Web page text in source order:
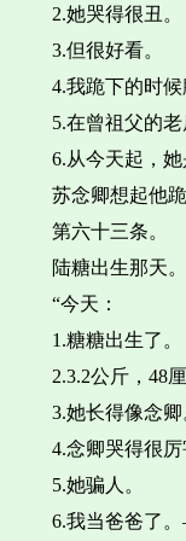
2.她哭得很丑。
3.但很好看。
4.我跪下的时候
5.在曾祖父的
6.从今天起，
苏念卿想起他
第六十三条。
陆糖出生那天。
“今天：
1.糖糖出生了。
2.3.2公斤，48厘
3.她长得像念卿
4.念卿哭得很厉
5.她骗人。
6.我当爸爸了